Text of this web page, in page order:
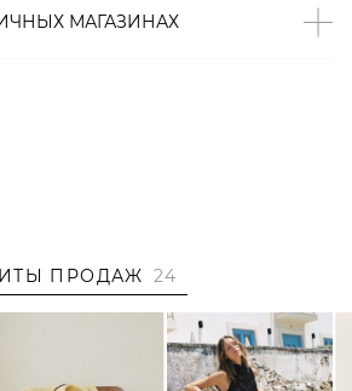
а главное — удобна и
МАГАЗИНАХ
ПРОДАЖ 24